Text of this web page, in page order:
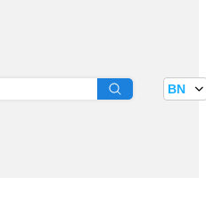
বাতায়ন BN